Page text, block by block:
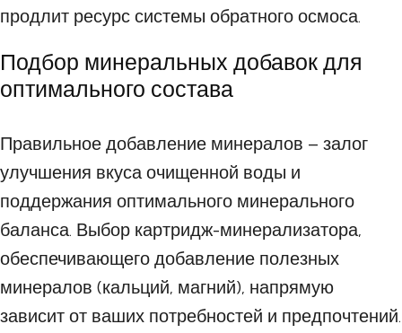
продлит ресурс системы обратного осмоса.
Подбор минеральных добавок для
оптимального состава
Правильное добавление минералов – залог
улучшения вкуса очищенной воды и
поддержания оптимального минерального
баланса. Выбор картридж-минерализатора,
обеспечивающего добавление полезных
минералов (кальций, магний), напрямую
зависит от ваших потребностей и предпочтений.